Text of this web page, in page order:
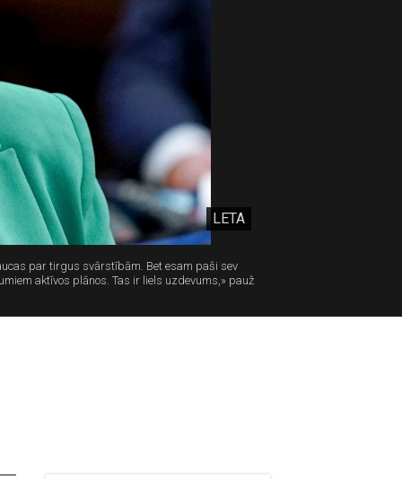
LETA
par tirgus svārstībām. Bet esam paši sev
aktīvos plānos. Tas ir liels uzdevums,» pauž